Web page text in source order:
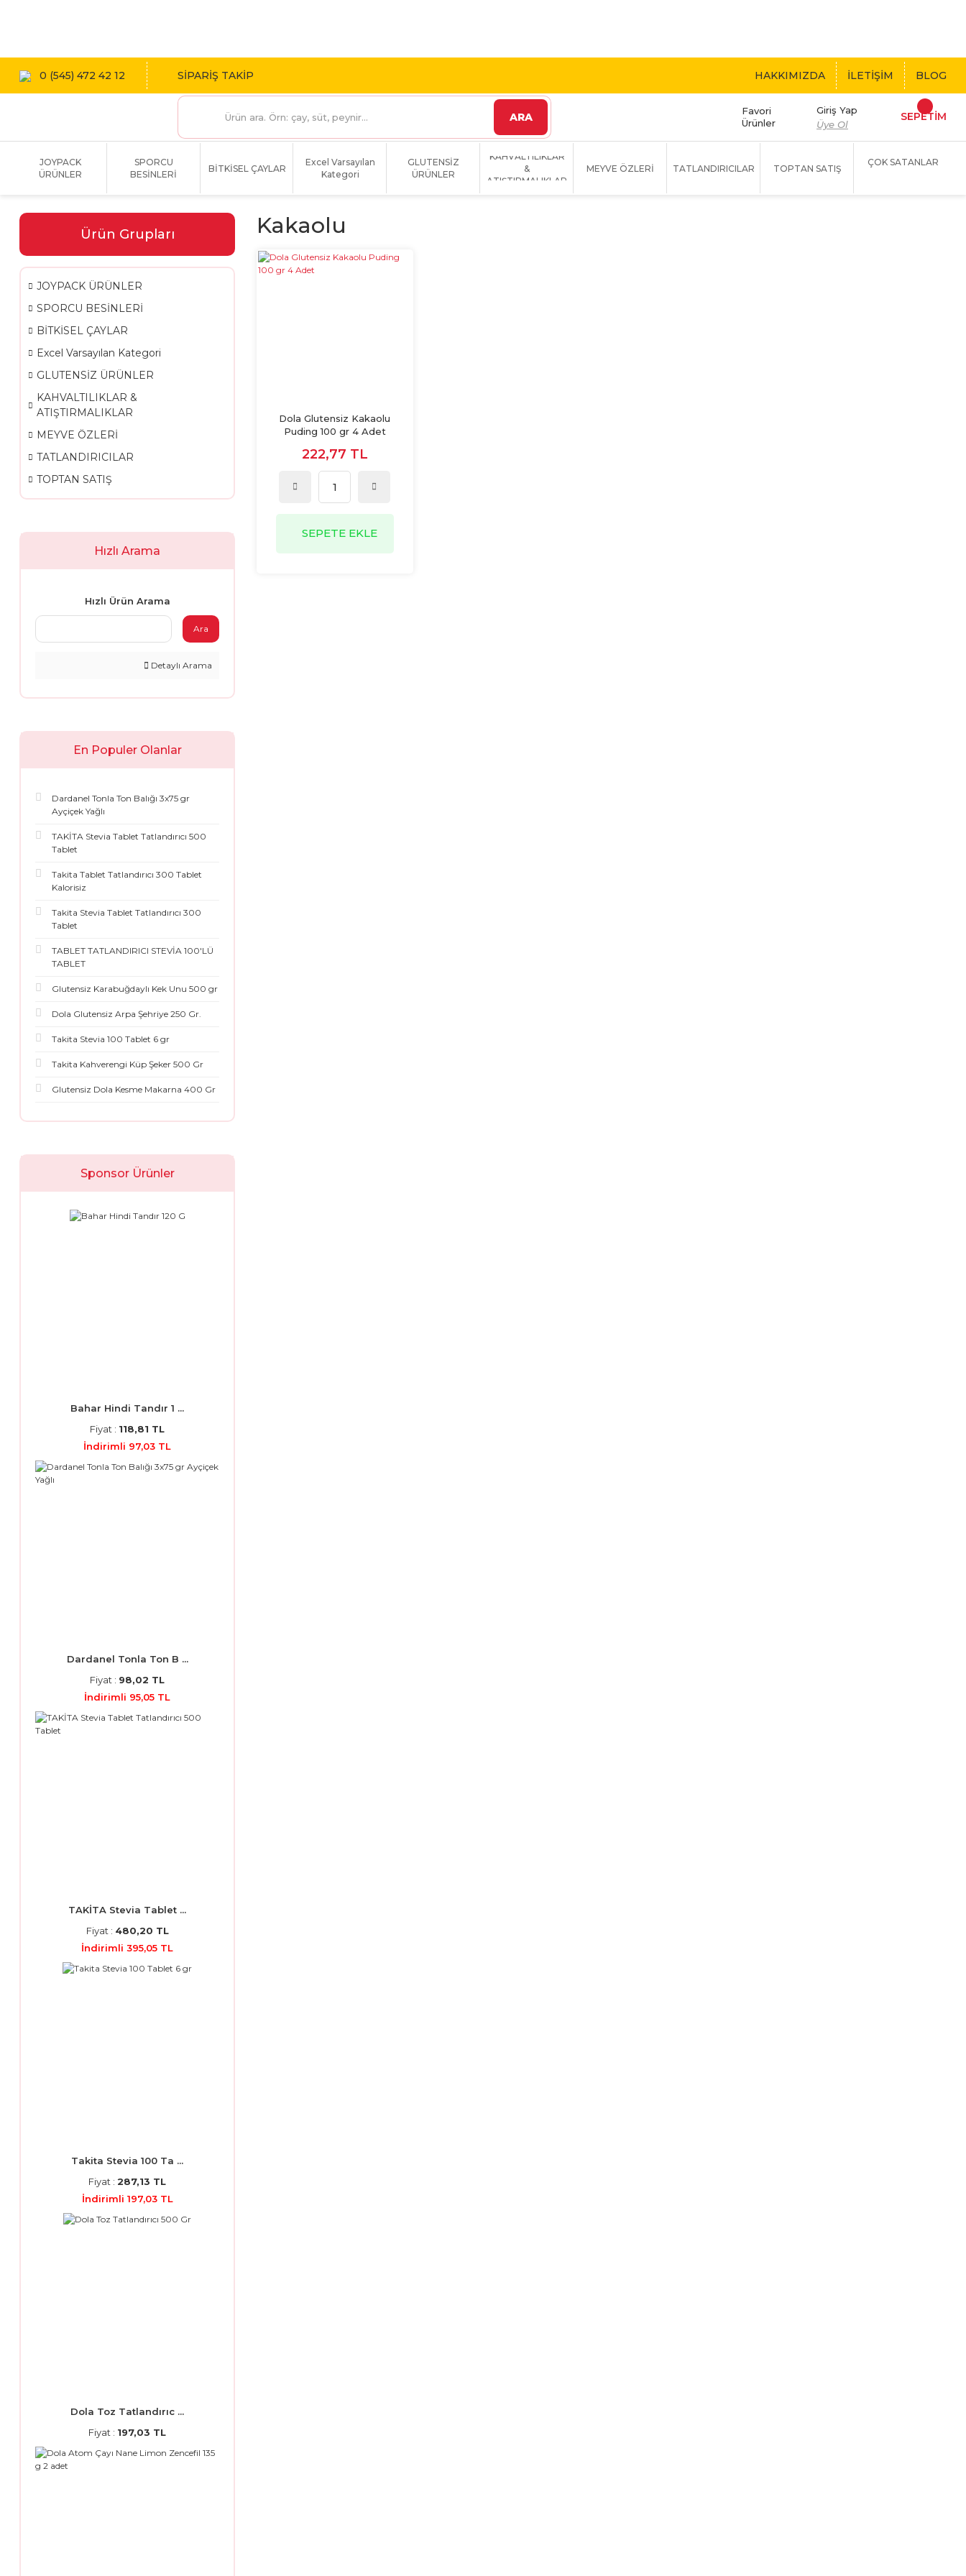
0 (545) 472 42 12 SİPARİŞ TAKİP HAKKIMIZDA İLETİŞİM BLOG
ARA
Favori
Ürünler
Giriş Yap
Üye Ol
SEPETİM
JOYPACK
ÜRÜNLER
SPORCU
BESİNLERİ
BİTKİSEL ÇAYLAR
Excel Varsayılan
Kategori
GLUTENSİZ
ÜRÜNLER
KAHVALTILIKLAR
&
ATIŞTIRMALIKLAR
MEYVE ÖZLERİ TATLANDIRICILAR TOPTAN SATIŞ
ÇOK SATANLAR
Ürün Grupları
JOYPACK ÜRÜNLER
SPORCU BESİNLERİ
BİTKİSEL ÇAYLAR
Excel Varsayılan Kategori
GLUTENSİZ ÜRÜNLER
KAHVALTILIKLAR &
ATIŞTIRMALIKLAR
MEYVE ÖZLERİ
TATLANDIRICILAR
TOPTAN SATIŞ
Hızlı Arama
Hızlı Ürün Arama
Ara
Detaylı Arama
En Populer Olanlar
Dardanel Tonla Ton Balığı 3x75 gr
Ayçiçek Yağlı
TAKİTA Stevia Tablet Tatlandırıcı 500
Tablet
Takita Tablet Tatlandırıcı 300 Tablet
Kalorisiz
Takita Stevia Tablet Tatlandırıcı 300
Tablet
TABLET TATLANDIRICI STEVİA 100'LÜ
TABLET
Glutensiz Karabuğdaylı Kek Unu 500 gr
Dola Glutensiz Arpa Şehriye 250 Gr.
Takita Stevia 100 Tablet 6 gr
Takita Kahverengi Küp Şeker 500 Gr
Glutensiz Dola Kesme Makarna 400 Gr
Sponsor Ürünler
Bahar Hindi Tandır 1 ...
Fiyat : 118,81 TL
İndirimli 97,03 TL
Dardanel Tonla Ton B ...
Fiyat : 98,02 TL
İndirimli 95,05 TL
TAKİTA Stevia Tablet ...
Fiyat : 480,20 TL
İndirimli 395,05 TL
Takita Stevia 100 Ta ...
Fiyat : 287,13 TL
İndirimli 197,03 TL
Dola Toz Tatlandırıc ...
Fiyat : 197,03 TL
Kakaolu
Dola Glutensiz Kakaolu
Puding 100 gr 4 Adet
222,77 TL
SEPETE EKLE